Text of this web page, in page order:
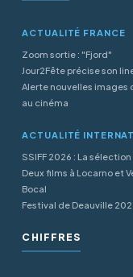
ACTUALITÉ FRANCE
Zoom sortie : "Fjord"
Jour2Fête précise son
Alerte nouvelles images
au cinéma
ACTUALITÉ
SSIFF 2026 : La
Deux films à Locarno et
Bocal
Festival de Deauville
CHIFFRES